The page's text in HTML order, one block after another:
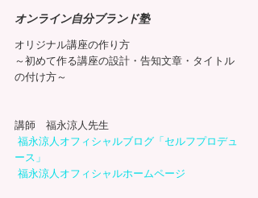
オンライン自分ブランド塾
オリジナル講座の作り方
～初めて作る講座の設計・告知文章・タイトル
の付け方～
講師　福永涼人先生
福永涼人オフィシャルブログ「セルフプロデュ
ース」
福永涼人オフィシャルホームページ